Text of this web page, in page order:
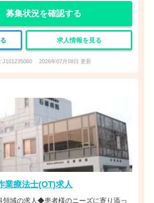
募集状況を確認する
求人情報を見る
J101235060 2026年07月08日 更新
業療法士(OT)求人
域の求人◆患者様のニーズに寄り添っ